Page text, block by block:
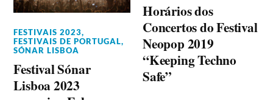
FESTIVAIS 2023,
FESTIVAIS DE PORTUGAL,
SÓNAR LISBOA
Festival Sónar
Lisboa 2023
Horários dos
Concertos do Festival
Neopop 2019
“Keeping Techno
Safe”